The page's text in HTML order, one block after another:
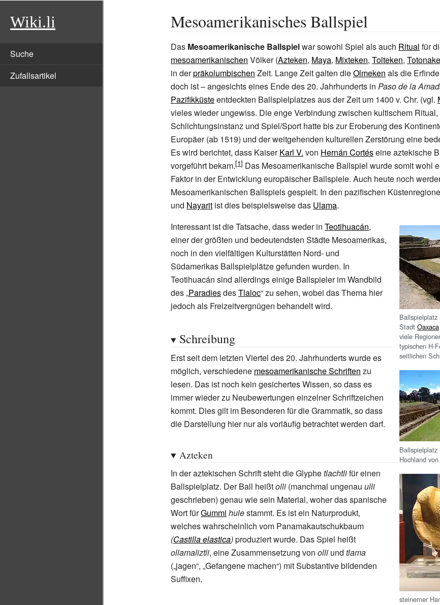
Wiki.li
Suche
Zufallsartikel
Mesoamerikanisches Ballspiel
Das Mesoamerikanische Ballspielwar sowohl Spiel als auch Ritual für
mesoamerikanischen Völker (Azteken, Maya, Mixteken, Tolteken,
in derpräkolumbischen Zeit. Lange Zeit galten dieOlmeken als die
doch ist – angesichts eines Ende des 20. Jahrhunderts in Paso de la
Pazifikküsteentdeckten Ballspielplatzes aus der Zeit um 1400 v. Chr. (vgl.
vieles wieder ungewiss. Die enge Verbindung zwischen kultischem Ritual,
Schlichtungsinstanz und Spiel/Sport hatte bis zur Eroberung des
Europäer (ab 1519) und der weitgehenden kulturellen Zerstörung eine
Es wird berichtet, dass KaiserKarl V. von Hernán Cortéseine aztekische
vorgeführt bekam.
Das Mesoamerikanische Ballspiel wurde somit wohl
Faktor in der Entwicklung europäischer Ballspiele. Auch heute noch
Mesoamerikanischen Ballspiels gespielt. In den pazifischen
und Nayarit ist dies beispielsweise das Ulama.
Ballspielplatz
Stadt Oaxaca
viele
typischen H-
seitlichen
Ballspielplatz
Hochland von
steinerner
Interessant ist die Tatsache, dass weder in Teotihuacán,
einer der größten und bedeutendsten Städte Mesoamerikas,
noch in den vielfältigen Kulturstätten Nord- und
Südamerikas Ballspielplätze gefunden wurden. In
Teotihuacán sind allerdings einige Ballspieler im Wandbild
des „ParadiesdesTlaloc“ zu sehen, wobei das Thema hier
jedoch als Freizeitvergnügen behandelt wird.
Schreibung
Erst seit dem letzten Viertel des 20. Jahrhunderts wurde es
möglich, verschiedene mesoamerikanische Schriften zu
lesen. Das ist noch kein gesichertes Wissen, so dass es
immer wieder zu Neubewertungen einzelner Schriftzeichen
kommt. Dies gilt im Besonderen für die Grammatik, so dass
die Darstellung hier nur als vorläufig betrachtet werden darf.
Azteken
In der aztekischen Schrift steht die Glyphetlachtlifür einen
Ballspielplatz. Der Ball heißtolli (manchmal ungenau ulli
geschrieben) genau wie sein Material, woher das spanische
Wort fürGummi hulestammt. Es ist ein Naturprodukt,
welches wahrscheinlich vom Panamakautschukbaum
(Castilla elastica)produziert wurde. Das Spiel heißt
ollamaliztli, eine Zusammensetzung von olli und tlama
(„jagen“, „Gefangene machen“) mit Substantive bildenden
Suffixen.